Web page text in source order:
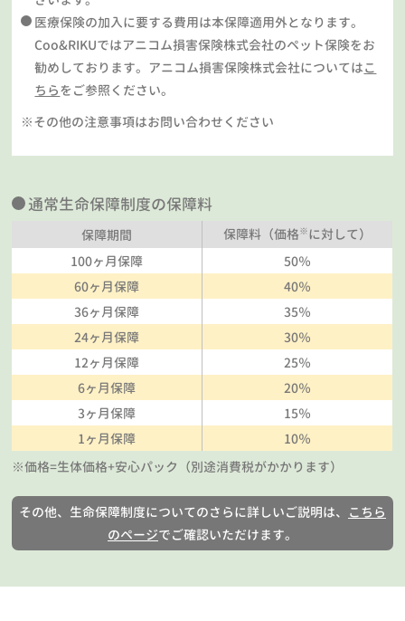
医療保険の加入に要する費用は本保障適用外となります。
Coo&RIKUではアニコム損害保険株式会社のペット保険をお
勧めしております。アニコム損害保険株式会社についてはこ
ちらをご参照ください。
※その他の注意事項はお問い合わせください
通常生命保障制度の保障料
保障期間 保障料（価格※に対して）
100ヶ月保障
50％
60ヶ月保障
40％
36ヶ月保障
35％
24ヶ月保障
30％
12ヶ月保障
25％
6ヶ月保障
20％
3ヶ月保障
15％
1ヶ月保障
10％
※価格=生体価格+安心パック（別途消費税がかかります）
その他、生命保障制度についてのさらに詳しいご説明は、 こちら
のページでご確認いただけます。